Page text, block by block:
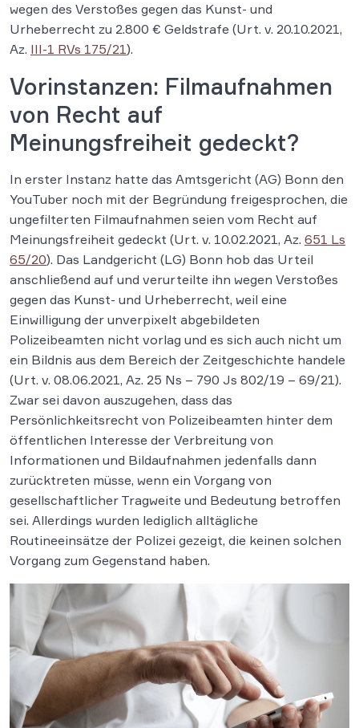
wegen des Verstoßes gegen das Kunst- und
Urheberrecht zu 2.800 € Geldstrafe (Urt. v. 20.10.2021,
Az. III-1 RVs 175/21).
Vorinstanzen: Filmaufnahmen
von Recht auf
Meinungsfreiheit gedeckt?
In erster Instanz hatte das Amtsgericht (AG) Bonn den
YouTuber noch mit der Begründung freigesprochen, die
ungefilterten Filmaufnahmen seien vom Recht auf
Meinungsfreiheit gedeckt (Urt. v. 10.02.2021, Az. 651 Ls
65/20). Das Landgericht (LG) Bonn hob das Urteil
anschließend auf und verurteilte ihn wegen Verstoßes
gegen das Kunst- und Urheberrecht, weil eine
Einwilligung der unverpixelt abgebildeten
Polizeibeamten nicht vorlag und es sich auch nicht um
ein Bildnis aus dem Bereich der Zeitgeschichte handele
(Urt. v. 08.06.2021, Az. 25 Ns – 790 Js 802/19 – 69/21).
Zwar sei davon auszugehen, dass das
Persönlichkeitsrecht von Polizeibeamten hinter dem
öffentlichen Interesse der Verbreitung von
Informationen und Bildaufnahmen jedenfalls dann
zurücktreten müsse, wenn ein Vorgang von
gesellschaftlicher Tragweite und Bedeutung betroffen
sei. Allerdings wurden lediglich alltägliche
Routineeinsätze der Polizei gezeigt, die keinen solchen
Vorgang zum Gegenstand haben.